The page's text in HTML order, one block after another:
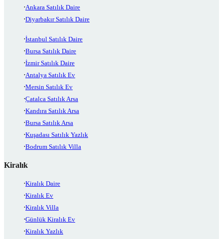
Ankara Satılık Daire
Diyarbakır Satılık Daire
İstanbul Satılık Daire
Bursa Satılık Daire
İzmir Satılık Daire
Antalya Satılık Ev
Mersin Satılık Ev
Çatalca Satılık Arsa
Kandıra Satılık Arsa
Bursa Satılık Arsa
Kuşadası Satılık Yazlık
Bodrum Satılık Villa
Kiralık
Kiralık Daire
Kiralık Ev
Kiralık Villa
Günlük Kiralık Ev
Kiralık Yazlık